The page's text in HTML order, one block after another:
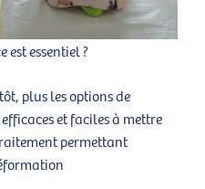
est essentiel ?
plus les options de
et faciles à mettre
permettant